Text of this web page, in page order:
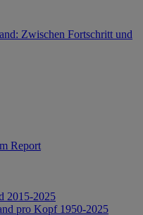
Zwischen Fortschritt und
Report
2015-2025
pro Kopf 1950-2025